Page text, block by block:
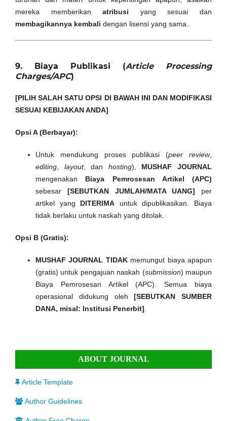
mereka memberikanatribusi yang sesuai dan
membagikannya kembali dengan lisensi yang sama.
9. Biaya Publikasi (Article Processing
Charges/APC)
[PILIH SALAH SATU OPSI DI BAWAH INI DAN MODIFIKASI
SESUAI KEBIJAKAN ANDA]
Opsi A (Berbayar):
Untuk mendukung proses publikasi (peer review,
editing, layout, dan hosting), MUSHAF JOURNAL
mengenakan Biaya Pemrosesan Artikel (APC)
sebesar [SEBUTKAN JUMLAH/MATA UANG] per
artikel yang DITERIMA untuk dipublikasikan. Biaya
tidak berlaku untuk naskah yang ditolak.
Opsi B (Gratis):
MUSHAF JOURNAL TIDAKmemungut biaya apapun
(gratis) untuk pengajuan naskah (submission) maupun
Biaya Pemrosesan Artikel (APC). Semua biaya
operasional didukung oleh[SEBUTKAN SUMBER
DANA, misal: Institusi Penerbit].
ABOUT JOURNAL
Article Template
Author Guidelines